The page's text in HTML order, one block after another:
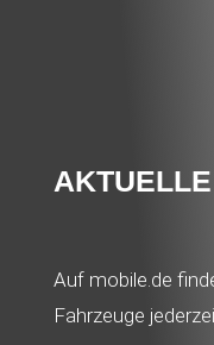
Auf mobile.de
Fahrzeuge